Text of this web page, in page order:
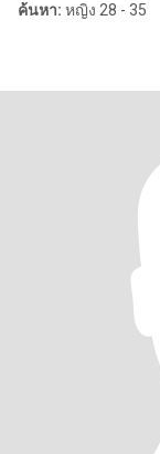
ค้นหา: หญิง 28 - 35